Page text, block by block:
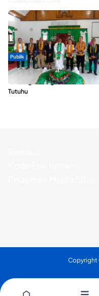
Publik
Camat Morselbar Resmikan
Gedung Serbaguna GMIH Elim
Tutuhu
Copyright